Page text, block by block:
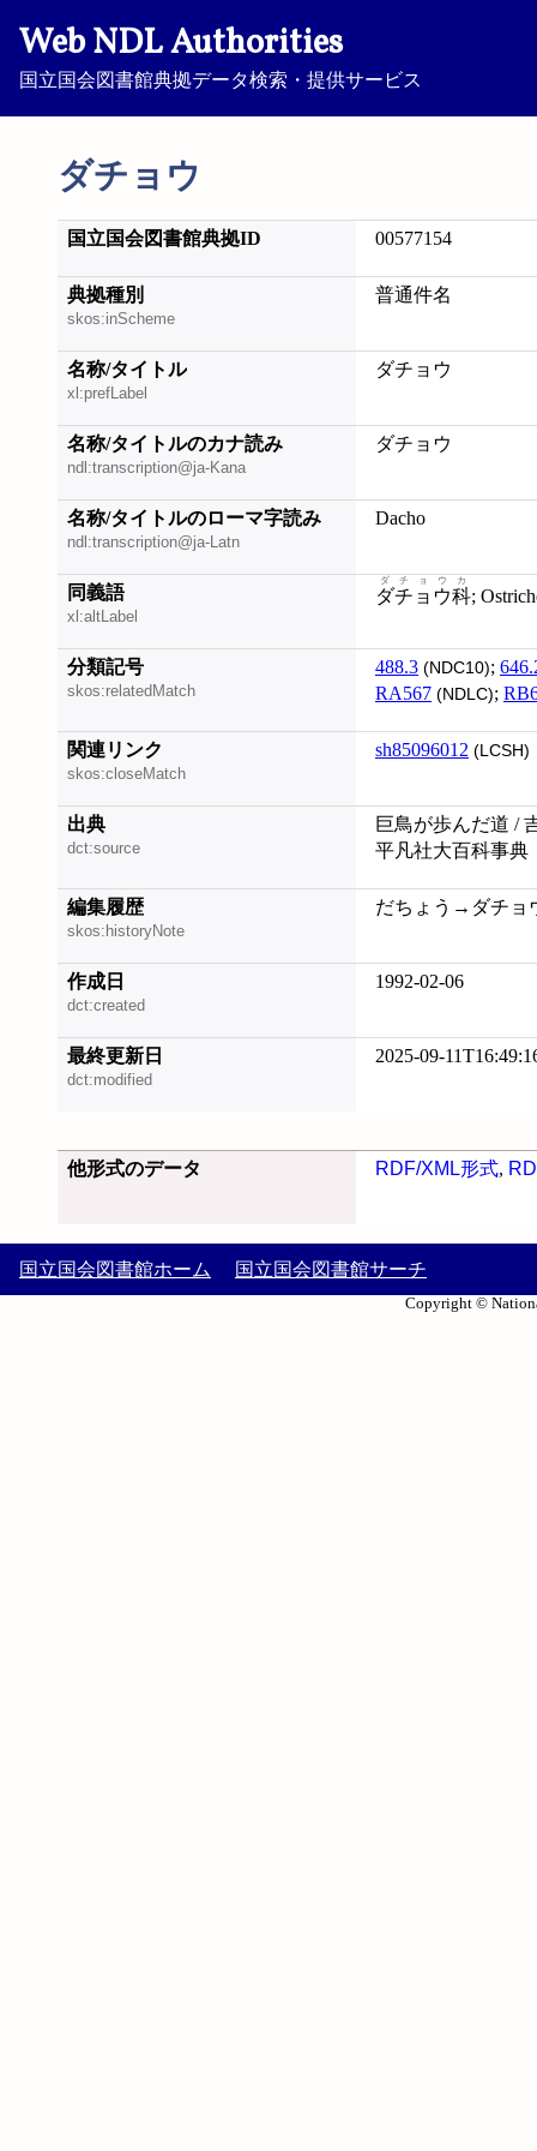
Web NDL Authorities
国立国会図書館典拠データ検索・提供サービス
ダチョウ
国立国会図書館典拠ID 00577154
典拠種別
skos:inScheme
普通件名
名称/タイトル
xl:prefLabel
ダチョウ
名称/タイトルのカナ読み
ndl:transcription@ja-Kana
ダチョウ
名称/タイトルのローマ字読み
ndl:transcription@ja-Latn
Dacho
同義語
xl:altLabel
ダチョウ科
ダチョウカ
;
分類記号
skos:relatedMatch
488.3 (NDC10);
RA567 (NDLC);
関連リンク
skos:closeMatch
sh85096012 (LCSH)
出典
dct:source
巨鳥が歩んだ道 /
平凡社大百科事典
編集履歴
skos:historyNote
だちょう→ダチョ
作成日
dct:created
1992-02-06
最終更新日
dct:modified
2025-09-
他形式のデータ RDF/XML形式,
国立国会図書館ホーム 国立国会図書館サーチ
Copyright ©